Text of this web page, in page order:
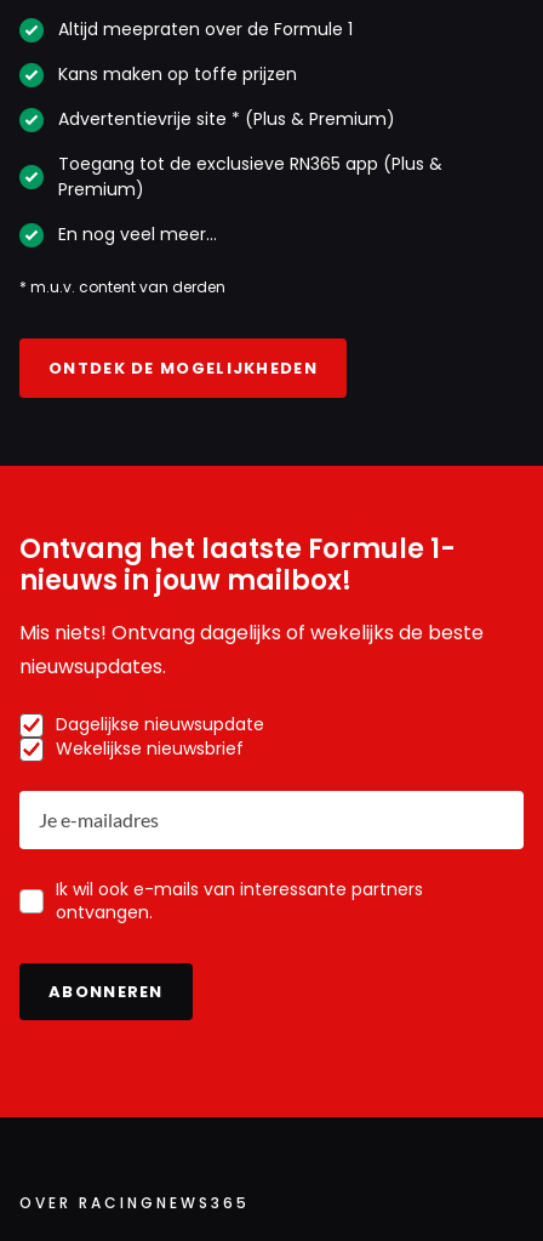
Altijd meepraten over de Formule 1
Kans maken op toffe prijzen
Advertentievrije site * (Plus & Premium)
Toegang tot de exclusieve RN365 app (Plus &
Premium)
En nog veel meer…
* m.u.v. content van derden
ONTDEK DE MOGELIJKHEDEN
Ontvang het laatste Formule 1-
nieuws in jouw mailbox!
Mis niets! Ontvang dagelijks of wekelijks de beste
nieuwsupdates.
Dagelijkse nieuwsupdate
Wekelijkse nieuwsbrief
Ik wil ook e-mails van interessante partners
ontvangen.
ABONNEREN
OVER RACINGNEWS365